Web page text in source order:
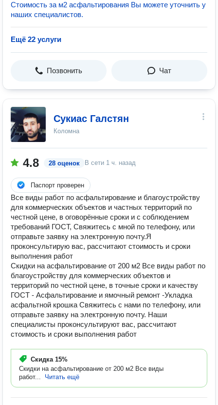
Cтоимость за м2 асфальтирования Вы можете уточнить у
наших специалистов.
Ещё 22 услуги
Позвонить Чат
Сукиас Галстян
Коломна
4.8 28 оценок В сети 1 ч. назад
Паспорт проверен
Все виды работ по асфальтирование и благоустройству
для коммерческих объектов и частных территорий по
честной цене, в оговорённые сроки и с соблюдением
требований ГОСТ, Свяжитесь с мной по телефону, или
отправьте заявку на электронную почту.Я
проконсультирую вас, рассчитают стоимость и сроки
выполнения работ
Скидки на асфальтирование от 200 м2 Все виды работ по
благоустройству для коммерческих объектов и
территорий по честной цене, в точные сроки и качеству
ГОСТ - Асфальтирование и ямочный ремонт -Укладка
асфальтной крошка Свяжитесь с нами по телефону, или
отправьте заявку на электронную почту. Наши
специалисты проконсультируют вас, рассчитают
стоимость и сроки выполнения работ
Скидка 15%
Скидки на асфальтирование от 200 м2 Все виды
работ...
Читать ещё